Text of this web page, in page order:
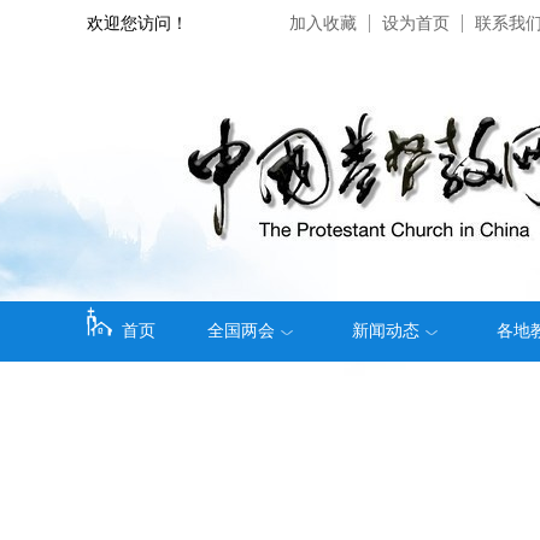
欢迎您访问！ 加入收藏 设为首页 联系我
首页 全国两会 新闻动态 各地